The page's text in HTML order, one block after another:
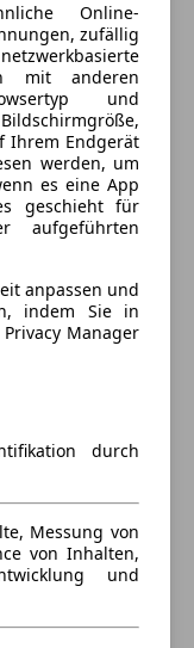
Online-
zufällig
mit anderen
und
Ihrem Endgerät
werden, um
es eine App
geschieht für
aufgeführten
anpassen und
indem Sie in
Manager
durch
Messung von
von Inhalten,
und